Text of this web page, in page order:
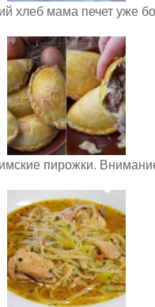
хлеб мама печет уже
пирожки.